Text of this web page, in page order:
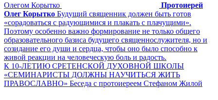
Олегом Корытко
Протоиерей
Олег Корытко Будущий священник должен быть готов
«сорадоваться с радующимися и плакать с плачущими».
Поэтому особенно важно формирование не только общего
образовательного базиса будущего священнослужителя, но и
созидание его души и сердца, чтобы оно было способно к
живой реакции на человеческую боль и радость.
К 10-ЛЕТИЮ СРЕТЕНСКОЙ ДУХОВНОЙ ШКОЛЫ
«СЕМИНАРИСТЫ ДОЛЖНЫ НАУЧИТЬСЯ ЖИТЬ
ПРАВОСЛАВНО» Беседа с протоиереем Стефаном Жилой